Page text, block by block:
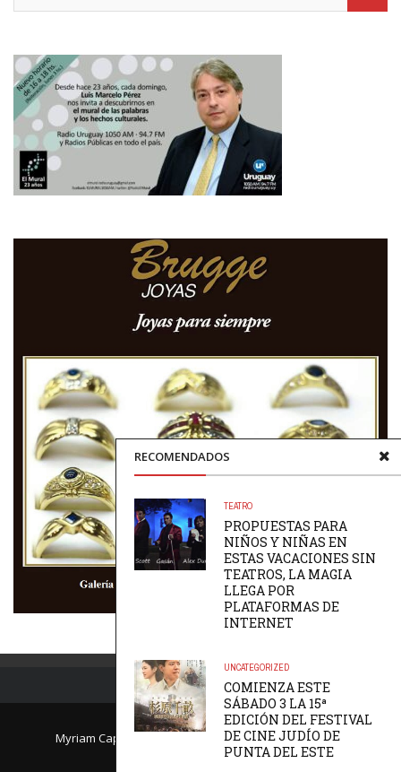
RECOMENDADOS
TEATRO
PROPUESTAS PARA
NIÑOS Y NIÑAS EN
ESTAS VACACIONES SIN
TEATROS, LA MAGIA
LLEGA POR
PLATAFORMAS DE
INTERNET
UNCATEGORIZED
COMIENZA ESTE
SÁBADO 3 LA 15ª
EDICIÓN DEL FESTIVAL
DE CINE JUDÍO DE
PUNTA DEL ESTE
Myriam Caprile, Directora de PlateaVip.com.uy - Email:
myriam@plateavip.com.uy